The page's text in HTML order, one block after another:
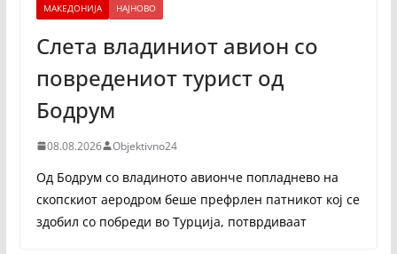
МАКЕДОНИЈА НАЈНОВО
Слета владиниот авион со
повредениот турист од
Бодрум
08.08.2026 Objektivno24
Од Бодрум со владиното авионче попладнево на
скопскиот аеродром беше префрлен патникот кој се
здобил со побреди во Турција, потврдиваат